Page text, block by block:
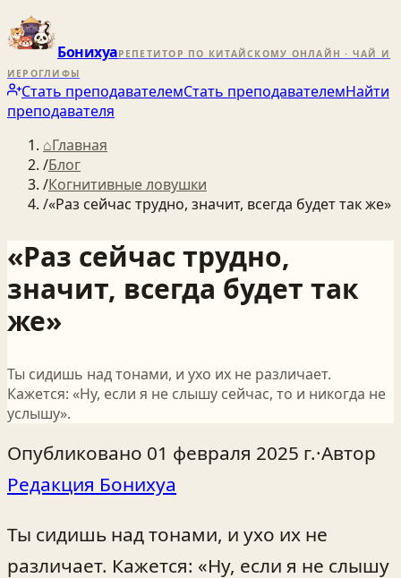
БонихуаРЕПЕТИТОР ПО КИТАЙСКОМУ ОНЛАЙН · ЧАЙ И
ИЕРОГЛИФЫ
Стать преподавателемСтать преподавателемНайти
преподавателя
⌂Главная
/Блог
/Когнитивные ловушки
/«Раз сейчас трудно, значит, всегда будет так же»
«Раз сейчас трудно,
значит, всегда будет так
же»
Ты сидишь над тонами, и ухо их не различает.
Кажется: «Ну, если я не слышу сейчас, то и никогда не
услышу».
Опубликовано 01 февраля 2025 г.·Автор
Редакция Бонихуа
Ты сидишь над тонами, и ухо их не
различает. Кажется: «Ну, если я не слышу